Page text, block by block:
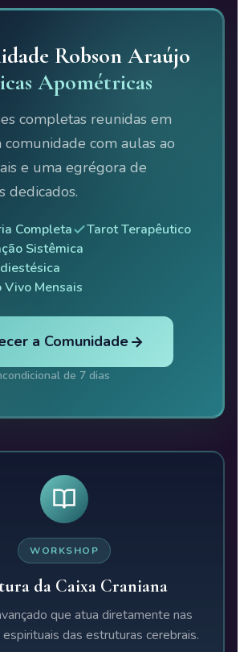
Robson Araújo
Apométricas
completas reunidas em
comunidade com aulas ao
e uma egrégora de
dedicados.
Completa
Tarot Terapêutico
Sistêmica
Mensais
a Comunidade
de 7 dias
WORKSHOP
da Caixa Craniana
que atua diretamente nas
das estruturas cerebrais.